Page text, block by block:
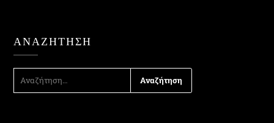
ΑΝΑΖΉΤΗΣΗ
ΑΝΑΖΉΤΗΣΗ
ΓΙΑ: